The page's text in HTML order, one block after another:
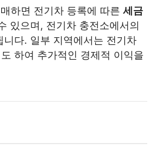
하면 전기차 등록에 따른 세금
있으며, 전기차 충전소에서의
니다. 일부 지역에서는 전기차
하여 추가적인 경제적 이익을